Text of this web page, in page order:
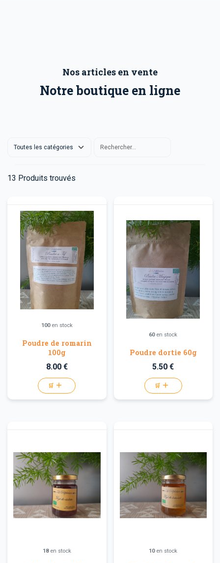
Nos articles en vente
Notre boutique en ligne
13 Produits trouvés
100en stock
Poudre de romarin
100g
8.00 €
🛒
60en stock
Poudre dortie 60g
5.50 €
🛒
18en stock 10en stock